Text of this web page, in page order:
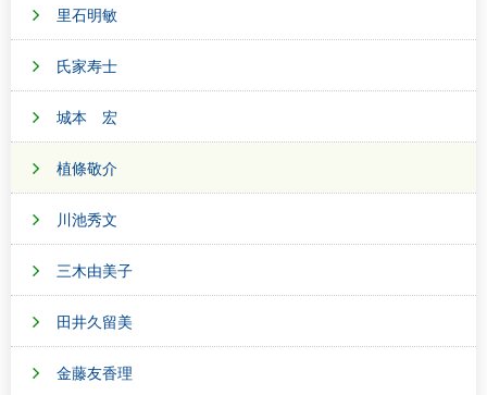
里石明敏
氏家寿士
城本 宏
植條敬介
川池秀文
三木由美子
田井久留美
金藤友香理